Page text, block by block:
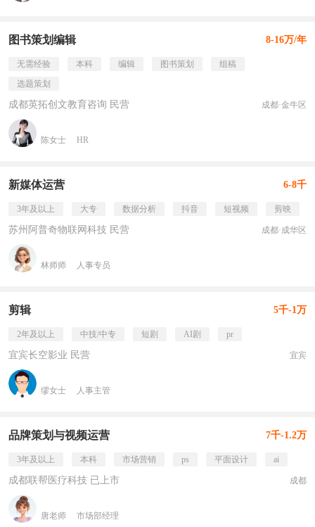
图书策划编辑 8-16万/年
无需经验 本科 编辑 图书策划
组稿
选题策划
成都英拓创文教育咨询 民营 成都·金牛区
陈女士 HR
新媒体运营 6-8千
3年及以上 大专 数据分析 抖音 短视频 剪映
苏州阿普奇物联网科技 民营 成都·成华区
林师师 人事专员
剪辑 5千-1万
2年及以上 中技/中专 短剧 AI剧 pr
宜宾长空影业 民营 宜宾
缪女士 人事主管
品牌策划与视频运营 7千-1.2万
3年及以上 本科 市场营销 ps 平面设计 ai
成都联帮医疗科技 已上市 成都
唐老师 市场部经理